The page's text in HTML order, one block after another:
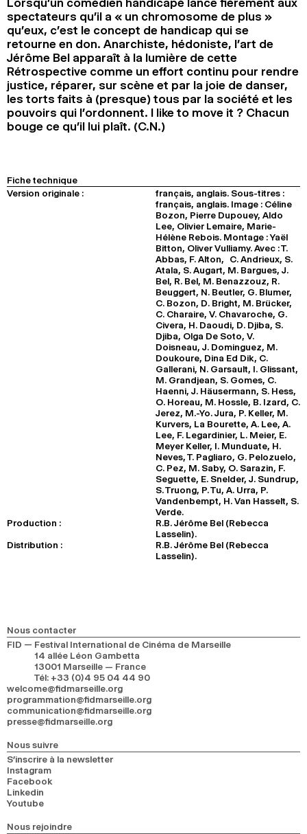
Lorsqu’un comédien handicapé lance fièrement aux
spectateurs qu’il a « un chromosome de plus »
qu’eux, c’est le concept de handicap qui se
retourne en don. Anarchiste, hédoniste, l’art de
Jérôme Bel apparaît à la lumière de cette
Rétrospective comme un effort continu pour rendre
justice, réparer, sur scène et par la joie de danser,
les torts faits à (presque) tous par la société et les
pouvoirs qui l’ordonnent. I like to move it ? Chacun
bouge ce qu’il lui plaît. (C.N.)
Fiche technique
Version originale :
français, anglais. Sous-titres :
français, anglais. Image : Céline
Bozon, Pierre Dupouey, Aldo
Lee, Olivier Lemaire, Marie-
Hélène Rebois. Montage : Yaël
Bitton, Oliver Vulliamy. Avec : T.
Abbas, F. Alton, C. Andrieux, S.
Atala, S. Augart, M. Bargues, J.
Bel, R. Bel, M. Benazzouz, R.
Beuggert, N. Beutler, G. Blumer,
C. Bozon, D. Bright, M. Brücker,
C. Charaire, V. Chavaroche, G.
Civera, H. Daoudi, D. Djiba, S.
Djiba, Olga De Soto, V.
Doisneau, J. Dominguez, M.
Doukoure, Dina Ed Dik, C.
Gallerani, N. Garsault, I. Glissant,
M. Grandjean, S. Gomes, C.
Haenni, J. Häusermann, S. Hess,
O. Horeau, M. Hossle, B. Izard, C.
Jerez, M.-Yo. Jura, P. Keller, M.
Kurvers, La Bourette, A. Lee, A.
Lee, F. Legardinier, L. Meier, E.
Meyer Keller, I. Munduate, H.
Neves, T. Pagliaro, G. Pelozuelo,
C. Pez, M. Saby, O. Sarazin, F.
Seguette, E. Snelder, J. Sundrup,
S. Truong, P. Tu, A. Urra, P.
Vandenbempt, H. Van Hasselt, S.
Verde.
Production :
R.B. Jérôme Bel (Rebecca
Lasselin).
Distribution :
R.B. Jérôme Bel (Rebecca
Lasselin).
Nous contacter
FID — Festival International de Cinéma de Marseille
14 allée Léon Gambetta
13001 Marseille — France
Tél: +33 (0)4 95 04 44 90
welcome@fidmarseille.org
programmation@fidmarseille.org
communication@fidmarseille.org
presse@fidmarseille.org
Nous suivre
S’inscrire à la newsletter
Instagram
Facebook
Linkedin
Youtube
Nous rejoindre